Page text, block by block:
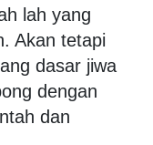
lah yang
Akan tetapi
dasar jiwa
dengan
dan